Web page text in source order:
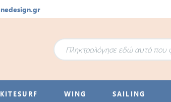
KITESURF WING SAILING